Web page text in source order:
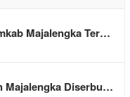
Majalengka Ter…
Majalengka Diserbu…